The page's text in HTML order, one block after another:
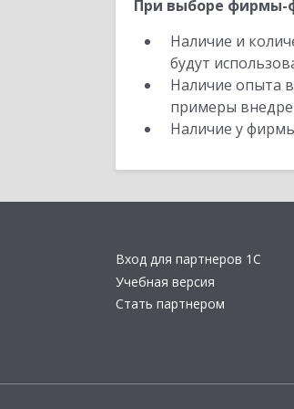
При выборе фирмы-
Наличие и
будут
Наличие опыта
примеры
Наличие у
Вход для партнеров 1С
Учебная версия
Стать партнером